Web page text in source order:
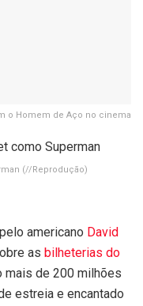
o Homem de Aço no cinema
(//Reprodução)
americano David
as bilheterias do
mais de 200 milhões
estreia e encantado